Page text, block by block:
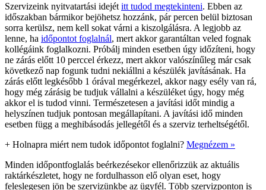
Szervizeink nyitvatartási idejét itt tudod megtekinteni. Ebben az
időszakban bármikor bejöhetsz hozzánk, pár percen belül biztosan
sorra kerülsz, nem kell sokat várni a kiszolgálásra. A legjobb az
lenne, ha időpontot foglalnál, mert akkor garantáltan veled fognak
kollégáink foglalkozni. Próbálj minden esetben úgy időzíteni, hogy
ne zárás előtt 10 perccel érkezz, mert akkor valószínűleg már csak
következő nap fogunk tudni nekiállni a készülék javításának. Ha
zárás előtt legkésőbb 1 órával megérkezel, akkor nagy esély van rá,
hogy még zárásig be tudjuk vállalni a készüléket úgy, hogy még
akkor el is tudod vinni. Természetesen a javítási időt mindig a
helyszínen tudjuk pontosan megállapítani. A javítási idő minden
esetben függ a meghibásodás jellegétől és a szerviz terheltségétől.
+ Holnapra miért nem tudok időpontot foglalni? Megnézem »
Minden időpontfoglalás beérkezésekor ellenőrizzük az aktuális
raktárkészletet, hogy ne fordulhasson elő olyan eset, hogy
feleslegesen jön be szervizünkbe az ügyfél. Több szervizponton is